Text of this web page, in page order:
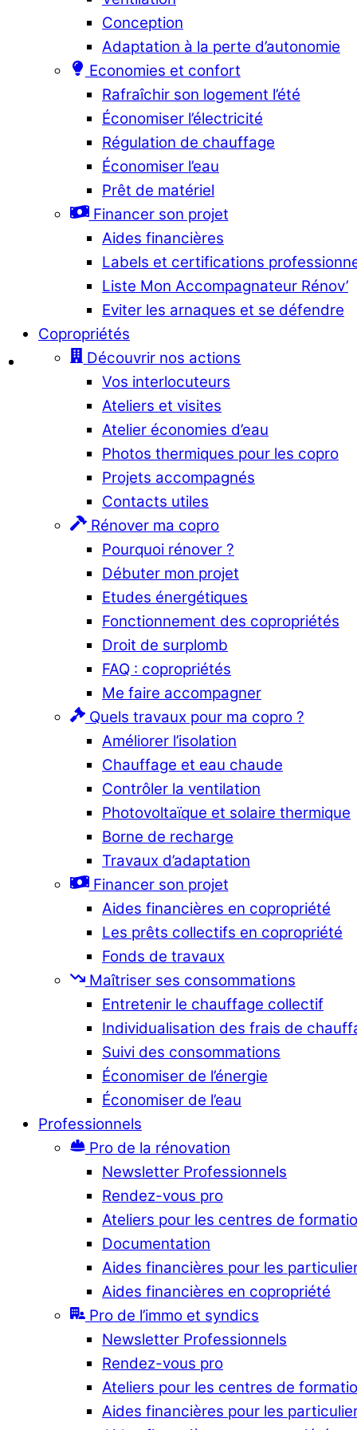
Conception
Adaptation à la perte d’autonomie
Economies et confort
Rafraîchir son logement l’été
Économiser l’électricité
Régulation de chauffage
Économiser l’eau
Prêt de matériel
Financer son projet
Aides financières
Labels et certifications
Liste Mon Accompagnateur Rénov’
Eviter les arnaques et se défendre
Copropriétés
Découvrir nos actions
Vos interlocuteurs
Ateliers et visites
Atelier économies d’eau
Photos thermiques pour les copro
Projets accompagnés
Contacts utiles
Rénover ma copro
Pourquoi rénover ?
Débuter mon projet
Etudes énergétiques
Fonctionnement des copropriétés
Droit de surplomb
FAQ : copropriétés
Me faire accompagner
Quels travaux pour ma copro ?
Améliorer l’isolation
Chauffage et eau chaude
Contrôler la ventilation
Photovoltaïque et solaire thermique
Borne de recharge
Travaux d’adaptation
Financer son projet
Aides financières en copropriété
Les prêts collectifs en copropriété
Fonds de travaux
Maîtriser ses consommations
Entretenir le chauffage collectif
Individualisation des frais de
Suivi des consommations
Économiser de l’énergie
Économiser de l’eau
Professionnels
Pro de la rénovation
Newsletter Professionnels
Rendez-vous pro
Ateliers pour les centres de
Documentation
Aides financières pour les
Aides financières en copropriété
Pro de l’immo et syndics
Newsletter Professionnels
Rendez-vous pro
Ateliers pour les centres de
Aides financières pour les